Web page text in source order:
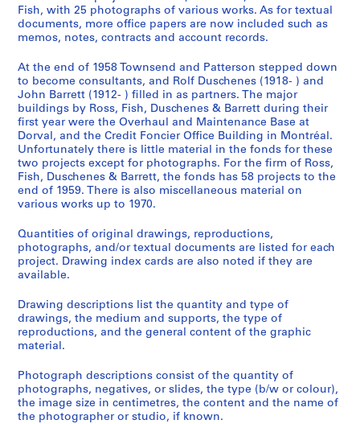
Fish, with 25 photographs of various works. As for textual
documents, more office papers are now included such as
memos, notes, contracts and account records.
At the end of 1958 Townsend and Patterson stepped down
to become consultants, and Rolf Duschenes (1918- ) and
John Barrett (1912- ) filled in as partners. The major
buildings by Ross, Fish, Duschenes & Barrett during their
first year were the Overhaul and Maintenance Base at
Dorval, and the Credit Foncier Office Building in Montréal.
Unfortunately there is little material in the fonds for these
two projects except for photographs. For the firm of Ross,
Fish, Duschenes & Barrett, the fonds has 58 projects to the
end of 1959. There is also miscellaneous material on
various works up to 1970.
Quantities of original drawings, reproductions,
photographs, and/or textual documents are listed for each
project. Drawing index cards are also noted if they are
available.
Drawing descriptions list the quantity and type of
drawings, the medium and supports, the type of
reproductions, and the general content of the graphic
material.
Photograph descriptions consist of the quantity of
photographs, negatives, or slides, the type (b/w or colour),
the image size in centimetres, the content and the name of
the photographer or studio, if known.